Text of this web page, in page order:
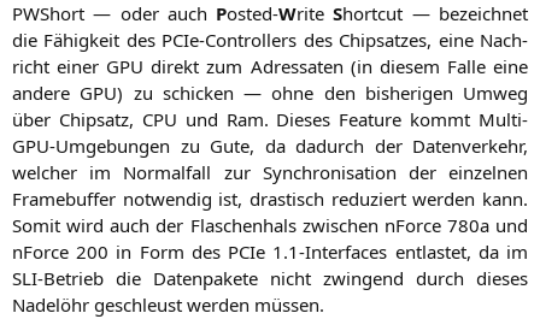
PWShort — oder auch Posted-WriteShort­cut — bezeich­net
die Fähig­keit des PCIe-Con­trol­lers des Chip­sat­zes, eine Nach­
richt einer GPU direkt zum Adres­sa­ten (in die­sem Fal­le eine
ande­re GPU) zu schi­cken — ohne den bis­he­ri­gen Umweg
über Chip­satz, CPU und Ram. Die­ses Fea­ture kommt Mul­ti-
GPU-Umge­bun­gen zu Gute, da dadurch der Daten­ver­kehr,
wel­cher im Nor­mal­fall zur Syn­chro­ni­sa­ti­on der ein­zel­nen
Frame­buf­fer not­wen­dig ist, dras­tisch redu­ziert wer­den kann.
Somit wird auch der Fla­schen­hals zwi­schen nForce 780a und
nForce 200 in Form des PCIe 1.1‑Interfaces ent­las­tet, da im
SLI-Betrieb die Daten­pa­ke­te nicht zwin­gend durch die­ses
Nadel­öhr geschleust wer­den müssen.